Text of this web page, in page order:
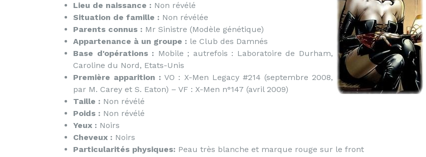
Lieu de naissance : Non révélé
Situation de famille : Non révélée
Parents connus : Mr Sinistre (Modèle génétique)
Appartenance à un groupe : le Club des Damnés
Base d'opérations : Mobile ; autrefois : Laboratoire de Durham,
Caroline du Nord, Etats-Unis
Première apparition : VO : X-Men Legacy #214 (septembre 2008,
par M. Carey et S. Eaton) – VF : X-Men n°147 (avril 2009)
Taille : Non révélé
Poids : Non révélé
Yeux : Noirs
Cheveux : Noirs
Particularités physiques: Peau très blanche et marque rouge sur le front